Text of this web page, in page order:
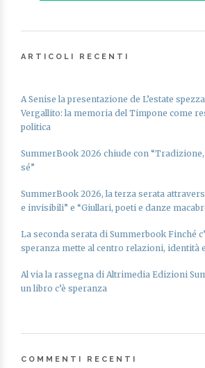
ARTICOLI RECENTI
A Senise la presentazione de L’estate
Vergallito: la memoria del Timpone come
politica
SummerBook 2026 chiude con
sé”
SummerBook 2026, la terza serata
e invisibili” e “Giullari, poeti e danze
La seconda serata di Summerbook Finché
speranza mette al centro relazioni, identità
Al via la rassegna di Altrimedia Edizioni
un libro c’è speranza
COMMENTI RECENTI